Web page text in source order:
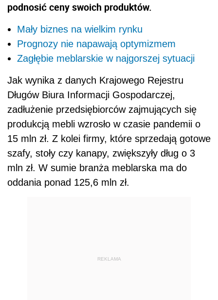
podnosić ceny swoich produktów.
Mały biznes na wielkim rynku
Prognozy nie napawają optymizmem
Zagłębie meblarskie w najgorszej sytuacji
Jak wynika z danych Krajowego Rejestru
Długów Biura Informacji Gospodarczej,
zadłużenie przedsiębiorców zajmujących się
produkcją mebli wzrosło w czasie pandemii o
15 mln zł. Z kolei firmy, które sprzedają gotowe
szafy, stoły czy kanapy, zwiększyły dług o 3
mln zł. W sumie branża meblarska ma do
oddania ponad 125,6 mln zł.
REKLAMA